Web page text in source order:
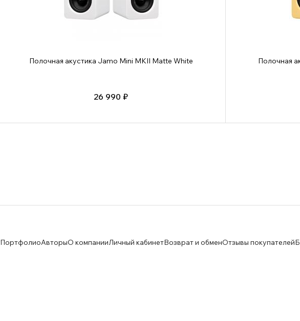
Полочная акустика Jamo Mini MKII Matte White
26 990 ₽
Полочная
ПортфолиоАвторыО компанииЛичный кабинетВозврат и обменОтзывы покупателей